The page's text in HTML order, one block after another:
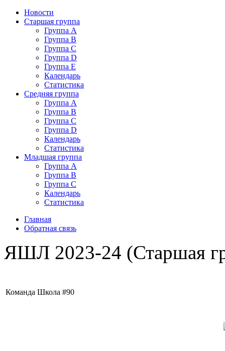
Новости
Старшая группа
Группа А
Группа В
Группа C
Группа D
Группа E
Календарь
Статистика
Средняя группа
Группа A
Группа B
Группа C
Группа D
Календарь
Статистика
Младшая группа
Группа A
Группа B
Группа C
Календарь
Статистика
Главная
Обратная связь
ЯШЛ 2023-24 (Старшая
Команда Школа #90